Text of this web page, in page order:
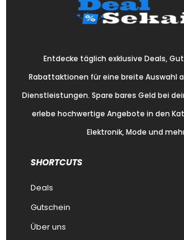
Entdecke täglich exklusive Deals,
Rabattaktionen für eine breite Auswahl
Dienstleistungen. Spare bares Geld bei
erlebe hochwertige Angebote in den
Elektronik, Mode und
SHORTCUTS
Deals
Gutschein
Über uns